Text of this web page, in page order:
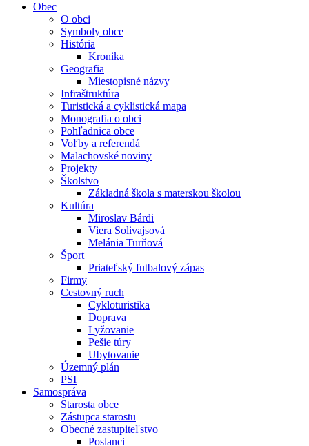
Obec
O obci
Symboly obce
História
Kronika
Geografia
Miestopisné názvy
Infraštruktúra
Turistická a cyklistická mapa
Monografia o obci
Pohľadnica obce
Voľby a referendá
Malachovské noviny
Projekty
Školstvo
Základná škola s materskou školou
Kultúra
Miroslav Bárdi
Viera Solivajsová
Melánia Turňová
Šport
Priateľský futbalový zápas
Firmy
Cestovný ruch
Cykloturistika
Doprava
Lyžovanie
Pešie túry
Ubytovanie
Územný plán
PSI
Samospráva
Starosta obce
Zástupca starostu
Obecné zastupiteľstvo
Poslanci